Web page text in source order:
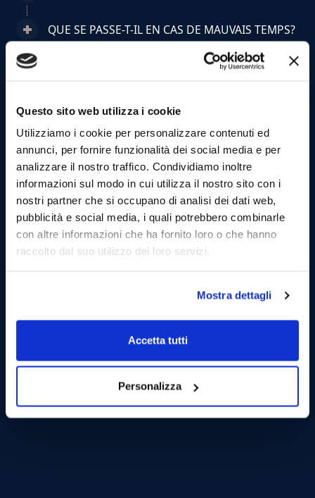
Questo sito web utilizza i cookie
Utilizziamo i cookie per personalizzare contenuti ed
annunci, per fornire funzionalità dei social media e per
analizzare il nostro traffico. Condividiamo inoltre
informazioni sul modo in cui utilizza il nostro sito con i
nostri partner che si occupano di analisi dei dati web,
pubblicità e social media, i quali potrebbero combinarle
con altre informazioni che ha fornito loro o che hanno
raccolto dal suo utilizzo dei loro servizi.
Mostra dettagli
Accetta tutti
Personalizza
QUE SE PASSE-T-IL EN CAS DE MAUVAIS TEMPS?
PUIS-JE ANNULER OU MODIFIER MA
À QUELLE HEURE DOIS-JE ARRIVER?
QU’EST-CE QUI EST INCLUS DANS LE PRIX?
PUIS-JE APPORTER NOURRITURE OU
BOISSONS?
PUIS-JE EMMENER DES ANIMAUX?
COMBIEN DE PERSONNES À BORD?